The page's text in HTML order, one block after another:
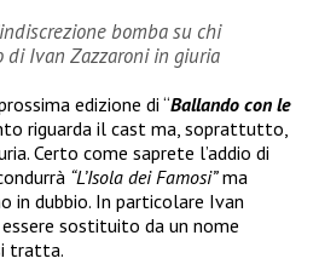
bomba su chi
Ivan Zazzaroni in giuria
edizione di “Ballando con le
riguarda il cast ma, soprattutto,
Certo come saprete l’addio di
“L’Isola dei Famosi”ma
in dubbio. In particolare Ivan
sostituito da un nome
tratta.